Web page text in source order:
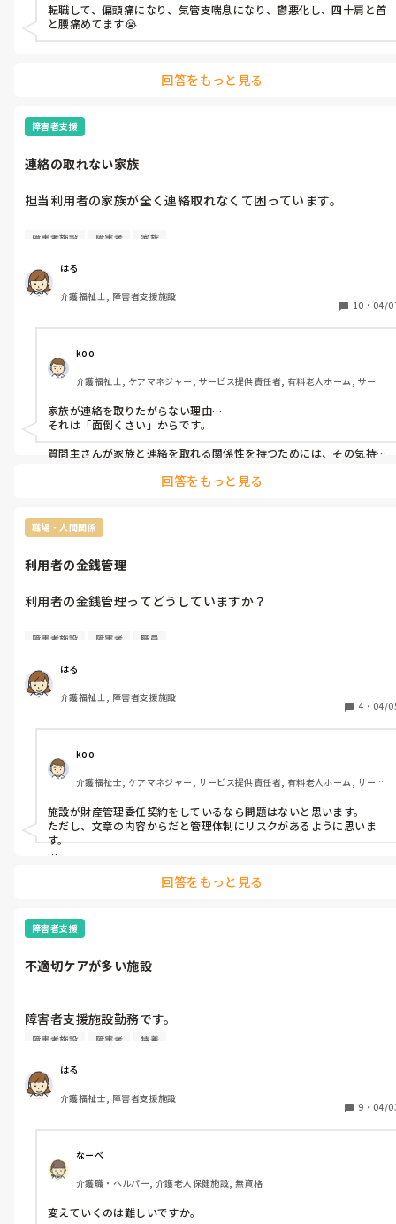
転職して、偏頭痛になり、気管支喘息になり、鬱悪化し、四十肩と首
と腰痛めてます😭
回答をもっと見る
障害者支援
連絡の取れない家族
担当利用者の家族が全く連絡取れなくて困っています。
キーパーソンはお姉さんですが、電話をかけるとガチャっと切ら
1年前に1度だけ「電話で連絡してこないでください。何かあった
らメールで」という旨のメールのみ来ました。
それ以降は利用者の携帯電話から連絡していましたが、それも返
今回利用者の携帯電話が壊れてしまい連絡が取れなくなりました
が、連絡手段が無く新しく携帯電話も買ってもらえず...。
叔母に連絡しましたが「姉に聞いてください」のみで対応が不可
能な状態です。
ここまで家族と連携の取れないケースは初めてで、どうしたら良
いか分からないです(^^ ;
障害者施設 障害者 家族
はる
介護福祉士, 障害者支援施設
10 ・ 04/
koo
介護福祉士, ケアマネジャー, サービス提供責任者, 有料老人ホーム, サービ
ット型特養, 居宅ケアマネ, 障害福祉関連
家族が連絡を取りたがらない理由…
それは「面倒くさい」からです。
質問主さんが家族と連絡を取れる関係性を持つためには、その気持
回答をもっと見る
職場・人間関係
利用者の金銭管理
利用者の金銭管理ってどうしていますか？
障害者支援施設なのですが、全てお金の管理を担当の職員がして
口座のお金が無くならないか常に確認。無くなったら家族に振込
依頼の電話をしています。
身寄りの無い方も家族がいる人も担当職員が買い物をしていて、
休みの日に買いに行って利用者とお金のやりとりをしています。
酷い時は携帯電話の契約や、大きな家具の運搬も職員が休みの日
にしています(^^ ;
残業代は出ません。
一般の職員が金銭管理を全てしているのはおかしいと思うのです
が、他の施設はどうなのでしょう？
障害者施設 障害者 職員
はる
介護福祉士, 障害者支援施設
4 ・ 04/
koo
介護福祉士, ケアマネジャー, サービス提供責任者, 有料老人ホーム, サービ
ット型特養, 居宅ケアマネ, 障害福祉関連
施設が財産管理委任契約をしているなら問題はないと思います。
ただし、文章の内容からだと管理体制にリスクがあるように思いま
す。
携帯電話の契約も利用者と同行でも、委任による契約でも労働して
いることになります。
…なので、施設管理者の管理能力を疑います。
回答をもっと見る
障害者支援
不適切ケアが多い施設
障害者支援施設勤務です。
以前は特養で勤めていましたが、そのケアの差に驚いています。
・オムツカバーは必ず着ける。臥床時はズボンを下ろしておく
・テレミン挿入後は椅子に座らせて動けなくする（本人の同意は
無し）
・車椅子で2台押し、声をかけずに連れて行く
・臥床時のベッドの高さは上げたまま
・「コール押さないで」「失禁する前にちゃんとトイレに来なさ
い！」等の発言
・排便のあった利用者の前で「臭い」等の発言
障害者施設 障害者 特養
はる
介護福祉士, 障害者支援施設
9 ・ 04/
なーべ
介護職・ヘルパー, 介護老人保健施設, 無資格
変えていくのは難しいですか。